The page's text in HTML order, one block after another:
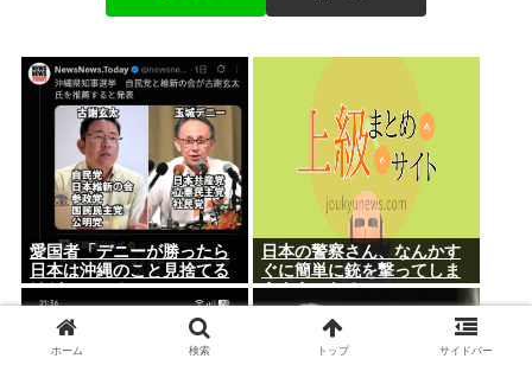
愛国者「デニーが勝ったら
日本は沖縄のこと見捨てる
けどいいの？」
日本の警察さん、なんかす
ぐに簡単に銃を撃ってしま
うようになる…
ホーム 検索 トップ サイドバー